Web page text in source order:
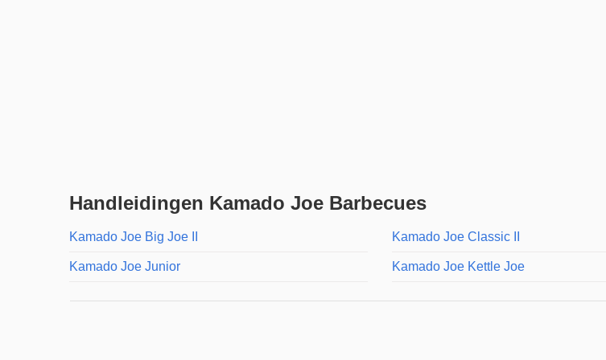
Handleidingen Kamado Joe Barbecues
Kamado Joe Big Joe II Kamado Joe Classic II
Kamado Joe Junior Kamado Joe Kettle Joe